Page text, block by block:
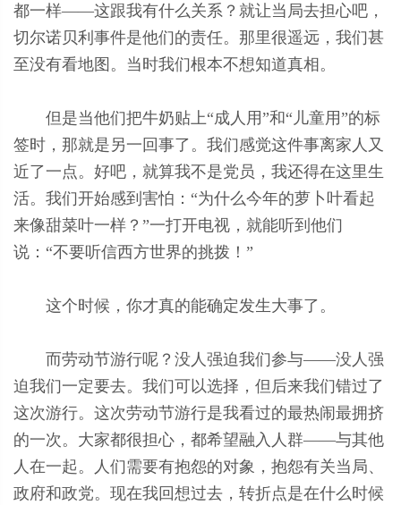
都一样——这跟我有什么关系？就让当局去担心吧，
切尔诺贝利事件是他们的责任。那里很遥远，我们甚
至没有看地图。当时我们根本不想知道真相。
但是当他们把牛奶贴上“成人用”和“儿童用”的标
签时，那就是另一回事了。我们感觉这件事离家人又
近了一点。好吧，就算我不是党员，我还得在这里生
活。我们开始感到害怕：“为什么今年的萝卜叶看起
来像甜菜叶一样？”一打开电视，就能听到他们
说：“不要听信西方世界的挑拨！”
这个时候，你才真的能确定发生大事了。
而劳动节游行呢？没人强迫我们参与——没人强
迫我们一定要去。我们可以选择，但后来我们错过了
这次游行。这次劳动节游行是我看过的最热闹最拥挤
的一次。大家都很担心，都希望融入人群——与其他
人在一起。人们需要有抱怨的对象，抱怨有关当局、
政府和政党。现在我回想过去，转折点是在什么时候